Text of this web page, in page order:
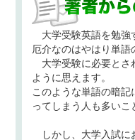
大学受験英語を勉強
厄介なのはやはり単語
大学受験に必要とさ
ように思えます。
このような単語の暗
ってしまう人も多いこ
しかし、大学入試に